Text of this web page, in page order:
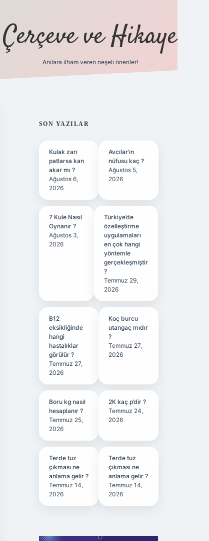
Çerçeve ve Hikaye
Anılara ilham veren neşeli öneriler!
SIDEBAR
SON YAZILAR
Kulak zarı
patlarsa kan
akar mı ?
Ağustos 6,
2026
Avcılar’ın
nüfusu kaç ?
Ağustos 5,
2026
7 Kule Nasıl
Oynanır ?
Ağustos 3,
2026
Türkiye’de
özelleştirme
uygulamaları
en çok hangi
yöntemle
gerçekleşmiştir
?
Temmuz 29,
2026
B12
eksikliğinde
hangi
hastalıklar
görülür ?
Temmuz 27,
2026
Koç burcu
utangaç mıdır
?
Temmuz 27,
2026
Boru kg nasıl
hesaplanır ?
Temmuz 25,
2026
2K kaç p’dir ?
Temmuz 24,
2026
Terde tuz
çıkması ne
anlama gelir ?
Temmuz 14,
2026
Terde tuz
çıkması ne
anlama gelir ?
Temmuz 14,
2026